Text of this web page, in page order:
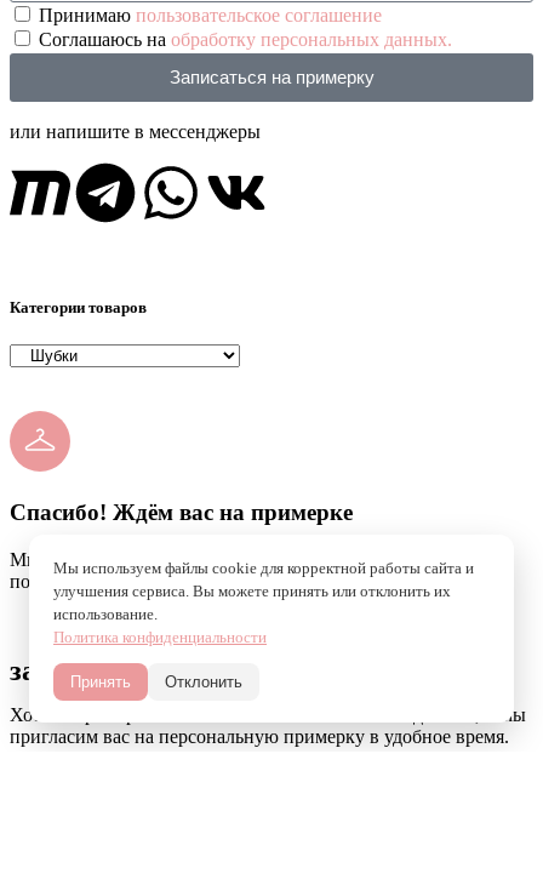
Принимаю пользовательское соглашение
Соглашаюсь на обработку персональных данных.
Записаться на примерку
или напишите в мессенджеры
Категории товаров
Спасибо! Ждём вас на примерке
Мы уже получили вашу заявку и скоро свяжемся, чтобы
подтвердить удобную для вас дату и время. До встречи!
записаться на примерку
Хотите примерить платье мечты? Укажите свои данные, и мы
пригласим вас на персональную примерку в удобное время.
Мы используем файлы cookie для корректной работы сайта и
улучшения сервиса. Вы можете принять или отклонить их
использование.
Политика конфиденциальности
Принять Отклонить